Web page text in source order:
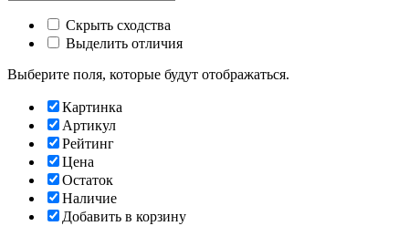
Скрыть сходства
Выделить отличия
Выберите поля, которые будут отображаться.
Картинка
Артикул
Рейтинг
Цена
Остаток
Наличие
Добавить в корзину